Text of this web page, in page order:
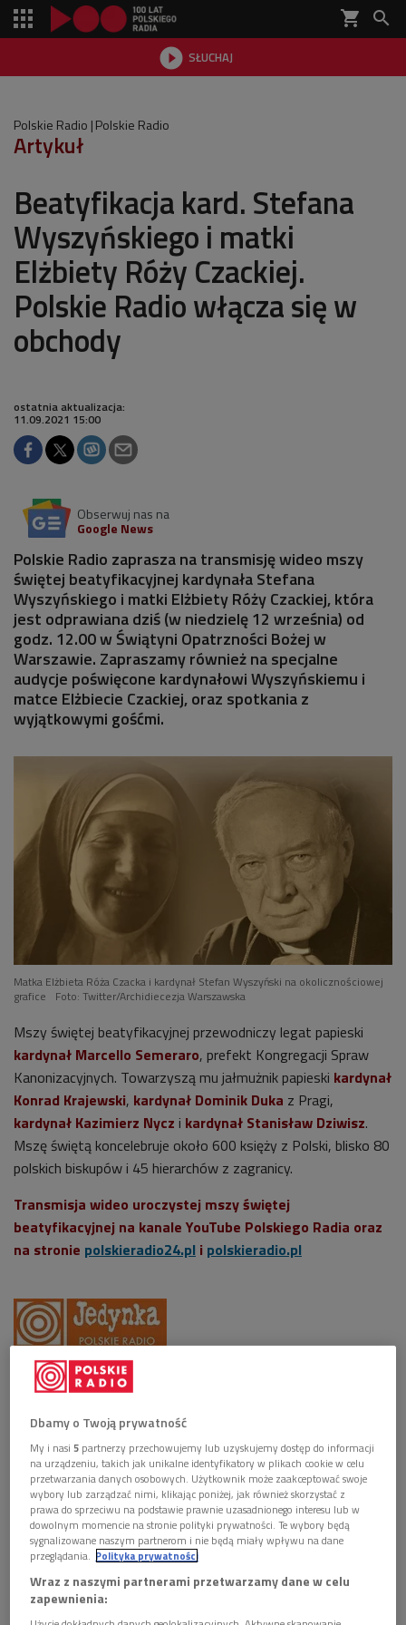
shopping_cart 
 SŁUCHAJ

Polskie Radio Polskie Radio
Artykuł
Beatyfikacja kard. Stefana
Wyszyńskiego i matki
Elżbiety Róży Czackiej.
Polskie Radio włącza się w
obchody
ostatnia aktualizacja:
11.09.2021 15:00
Obserwuj nas na
Google News
Polskie Radio zaprasza na transmisję wideo mszy
świętej beatyfikacyjnej kardynała Stefana
Wyszyńskiego i matki Elżbiety Róży Czackiej, która
jest odprawiana dziś (w niedzielę 12 września) od
godz. 12.00 w Świątyni Opatrzności Bożej w
Warszawie. Zapraszamy również na specjalne
audycje poświęcone kardynałowi Wyszyńskiemu i
matce Elżbiecie Czackiej, oraz spotkania z
wyjątkowymi gośćmi.
Matka Elżbieta Róża Czacka i kardynał Stefan Wyszyński na okolicznościowej
grafice
Foto: Twitter/Archidiecezja Warszawska
Mszy świętej beatyfikacyjnej przewodniczy legat papieski
kardynał Marcello Semeraro, prefekt Kongregacji Spraw
Kanonizacyjnych. Towarzyszą mu jałmużnik papieski kardynał
Konrad Krajewski, kardynał Dominik Duka z Pragi,
kardynał Kazimierz Nycz i kardynał Stanisław Dziwisz.
Mszę świętą koncelebruje około 600 księży z Polski, blisko 80
polskich biskupów i 45 hierarchów z zagranicy.
Transmisja wideo uroczystej mszy świętej
beatyfikacyjnej na kanale YouTube Polskiego Radia oraz
na stronie polskieradio24.pl i polskieradio.pl
W piątek 10 września gościem "Sygnałów dnia" w
Programie 1 Polskiego Radia był kardynał Kazimierz
Nycz.
Posłuchaj rozmowy z kard. Kazimierzem Nyczem w
radiowej Jedynce:
"Dla dobra Polski był gotów uczynić bardzo dużo".
Kard. Nycz o prymasie Wyszyńskim
W niedzielę, w porannej
"Familijnej Jedynce" (godz. 06.00-
09.00), w oczekiwaniu na uroczystość beatyfikacji w Świątyni
Dbamy o Twoją prywatność
My i nasi5 partnerzy przechowujemy lub uzyskujemy dostęp do informacji
na urządzeniu, takich jak unikalne identyfikatory w plikach cookie w celu
przetwarzania danych osobowych. Użytkownik może zaakceptować swoje
wybory lub zarządzać nimi, klikając poniżej, jak również skorzystać z
prawa do sprzeciwu na podstawie prawnie uzasadnionego interesu lub w
dowolnym momencie na stronie polityki prywatności. Te wybory będą
sygnalizowane naszym partnerom i nie będą miały wpływu na dane
przeglądania. Polityka prywatności
Wraz z naszymi partnerami przetwarzamy dane w celu
zapewnienia: